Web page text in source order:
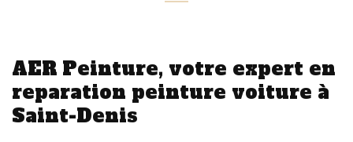
AER Peinture, votre expert en
reparation peinture voiture à
Saint-Denis